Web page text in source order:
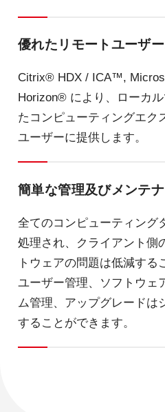
優れたリモートユーザ
Citrix® HDX / ICA™,
Horizon® により、ローカ
たコンピューティングエク
ユーザーに提供します。
簡単な管理及びメンテ
全てのコンピューティング
処理され、クライアント側
トウェアの問題は低減す
ユーザー管理、ソフトウェ
ム管理、アップグレードは
することができます。